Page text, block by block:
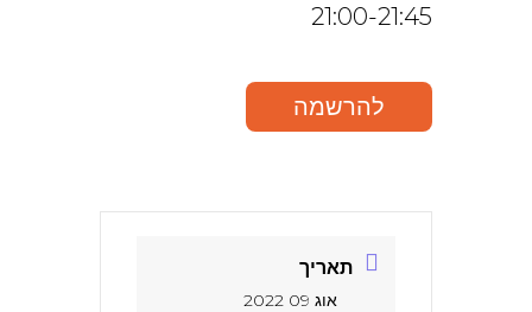
21:00-21:45
להרשמה
תאריך
אוג 09 2022